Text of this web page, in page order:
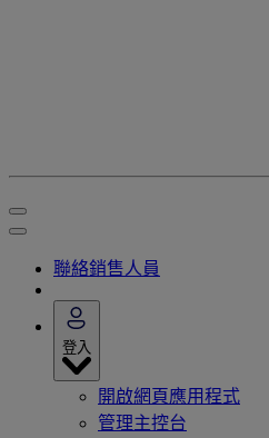
聯絡銷售人員
登入
開啟網頁應用程式
管理主控台